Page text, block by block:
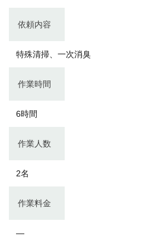
依頼内容
特殊清掃、一次消臭
作業時間
6時間
作業人数
2名
作業料金
―